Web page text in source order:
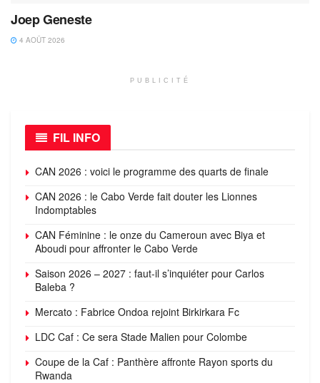
Joep Geneste
4 AOÛT 2026
PUBLICITÉ
FIL INFO
CAN 2026 : voici le programme des quarts de finale
CAN 2026 : le Cabo Verde fait douter les Lionnes
Indomptables
CAN Féminine : le onze du Cameroun avec Biya et
Aboudi pour affronter le Cabo Verde
Saison 2026 – 2027 : faut-il s’inquiéter pour Carlos
Baleba ?
Mercato : Fabrice Ondoa rejoint Birkirkara Fc
LDC Caf : Ce sera Stade Malien pour Colombe
Coupe de la Caf : Panthère affronte Rayon sports du
Rwanda